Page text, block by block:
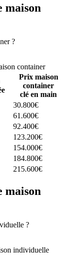
maison
?
container
Prix maison
container
clé en main
30.800€
61.600€
92.400€
123.200€
154.000€
184.800€
215.600€
maison
?
individuelle